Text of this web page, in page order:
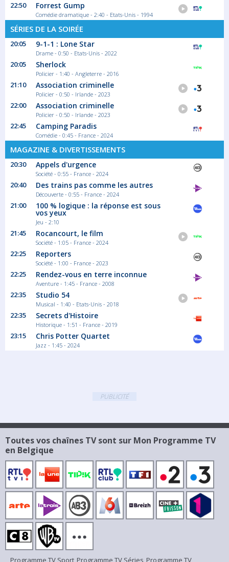
22:50 Forrest Gump
Comédie dramatique - 2:40 - Etats-Unis - 1994
SÉRIES DE LA SOIRÉE
20:05 9-1-1 : Lone Star
Drame - 0:50 - Etats-Unis - 2022
20:05 Sherlock
Policier - 1:40 - Angleterre - 2016
21:10 Association criminelle
Policier - 0:50 - Irlande - 2023
22:00 Association criminelle
Policier - 0:50 - Irlande - 2023
22:45 Camping Paradis
Comédie - 0:45 - France - 2024
MAGAZINE & DIVERTISSEMENTS
20:30 Appels d'urgence
Société - 0:55 - France - 2024
20:40 Des trains pas comme les autres
Découverte - 0:55 - France - 2024
21:00 100 % logique : la réponse est sous
vos yeux
Jeu - 2:10
21:45 Rocancourt, le film
Société - 1:05 - France - 2024
22:25 Reporters
Société - 1:00 - France - 2023
22:25 Rendez-vous en terre inconnue
Aventure - 1:45 - France - 2008
22:35 Studio 54
Musical - 1:40 - Etats-Unis - 2018
22:35 Secrets d'Histoire
Historique - 1:51 - France - 2019
23:15 Chris Potter Quartet
Jazz - 1:45 - 2024
PUBLICITÉ
Toutes vos chaînes TV sont sur Mon Programme TV
en Belgique
Programme TV Sport Programme TV Séries Programme TV